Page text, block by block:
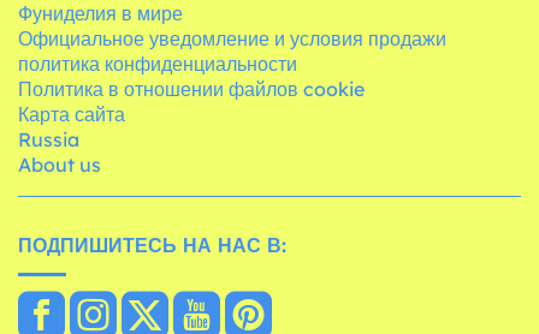
Фуниделия в мире
Официальное уведомление и условия продажи
политика конфиденциальности
Политика в отношении файлов cookie
Карта сайта
Russia
About us
ПОДПИШИТЕСЬ НА НАС В: